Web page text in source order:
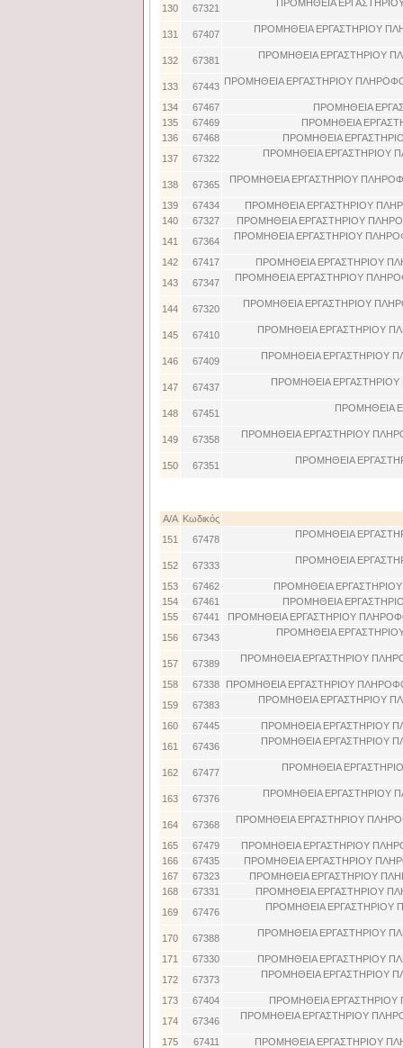
130 67321 ΠΡΟΜΗΘΕΙΑ
131 67407 ΠΡΟΜΗΘΕΙΑ ΕΡΓΑΣΤΗΡΙΟΥ
132 67381 ΠΡΟΜΗΘΕΙΑ ΕΡΓΑΣΤΗΡΙΟΥ
133 67443 ΠΡΟΜΗΘΕΙΑ ΕΡΓΑΣΤΗΡΙΟΥ
134 67467
ΠΡΟΜΗΘΕΙΑ
135
67469
ΠΡΟΜΗΘΕΙΑ
136
67468
ΠΡΟΜΗΘΕΙΑ
137
67322 ΠΡΟΜΗΘΕΙΑ ΕΡΓΑΣΤΗΡΙΟΥ
138 67365 ΠΡΟΜΗΘΕΙΑ ΕΡΓΑΣΤΗΡΙΟΥ
139 67434
ΠΡΟΜΗΘΕΙΑ ΕΡΓΑΣΤΗΡΙΟΥ
140
67327
ΠΡΟΜΗΘΕΙΑ ΕΡΓΑΣΤΗΡΙΟΥ
141
67364 ΠΡΟΜΗΘΕΙΑ ΕΡΓΑΣΤΗΡΙΟΥ
142 67417
ΠΡΟΜΗΘΕΙΑ ΕΡΓΑΣΤΗΡΙΟΥ
143
67347 ΠΡΟΜΗΘΕΙΑ ΕΡΓΑΣΤΗΡΙΟΥ
144 67320 ΠΡΟΜΗΘΕΙΑ ΕΡΓΑΣΤΗΡΙΟΥ
145 67410 ΠΡΟΜΗΘΕΙΑ ΕΡΓΑΣΤΗΡΙΟΥ
146 67409 ΠΡΟΜΗΘΕΙΑ ΕΡΓΑΣΤΗΡΙΟΥ
147 67437 ΠΡΟΜΗΘΕΙΑ
148 67451 ΠΡΟΜΗΘΕΙΑ
149 67358 ΠΡΟΜΗΘΕΙΑ ΕΡΓΑΣΤΗΡΙΟΥ
150 67351 ΠΡΟΜΗΘΕΙΑ
Α/Α Κωδικός
151
67478 ΠΡΟΜΗΘΕΙΑ
152 67333 ΠΡΟΜΗΘΕΙΑ
153 67462
ΠΡΟΜΗΘΕΙΑ
154
67461
ΠΡΟΜΗΘΕΙΑ
155
67441
ΠΡΟΜΗΘΕΙΑ ΕΡΓΑΣΤΗΡΙΟΥ
156
67343 ΠΡΟΜΗΘΕΙΑ
157 67389 ΠΡΟΜΗΘΕΙΑ ΕΡΓΑΣΤΗΡΙΟΥ
158 67338
ΠΡΟΜΗΘΕΙΑ ΕΡΓΑΣΤΗΡΙΟΥ
159
67383 ΠΡΟΜΗΘΕΙΑ ΕΡΓΑΣΤΗΡΙΟΥ
160 67445
ΠΡΟΜΗΘΕΙΑ ΕΡΓΑΣΤΗΡΙΟΥ
161
67436 ΠΡΟΜΗΘΕΙΑ ΕΡΓΑΣΤΗΡΙΟΥ
162 67477 ΠΡΟΜΗΘΕΙΑ
163 67376 ΠΡΟΜΗΘΕΙΑ ΕΡΓΑΣΤΗΡΙΟΥ
164 67368 ΠΡΟΜΗΘΕΙΑ ΕΡΓΑΣΤΗΡΙΟΥ
165 67479
ΠΡΟΜΗΘΕΙΑ ΕΡΓΑΣΤΗΡΙΟΥ
166
67435
ΠΡΟΜΗΘΕΙΑ ΕΡΓΑΣΤΗΡΙΟΥ
167
67323
ΠΡΟΜΗΘΕΙΑ ΕΡΓΑΣΤΗΡΙΟΥ
168
67331
ΠΡΟΜΗΘΕΙΑ ΕΡΓΑΣΤΗΡΙΟΥ
169
67476 ΠΡΟΜΗΘΕΙΑ ΕΡΓΑΣΤΗΡΙΟΥ
170 67388 ΠΡΟΜΗΘΕΙΑ ΕΡΓΑΣΤΗΡΙΟΥ
171 67330
ΠΡΟΜΗΘΕΙΑ ΕΡΓΑΣΤΗΡΙΟΥ
172
67373 ΠΡΟΜΗΘΕΙΑ ΕΡΓΑΣΤΗΡΙΟΥ
173 67404
ΠΡΟΜΗΘΕΙΑ
174
67346 ΠΡΟΜΗΘΕΙΑ ΕΡΓΑΣΤΗΡΙΟΥ
175 67411
ΠΡΟΜΗΘΕΙΑ ΕΡΓΑΣΤΗΡΙΟΥ